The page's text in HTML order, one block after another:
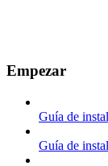
Empezar
Guía de
Guía de